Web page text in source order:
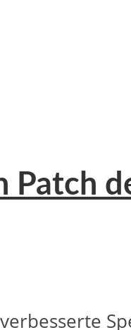
Patch